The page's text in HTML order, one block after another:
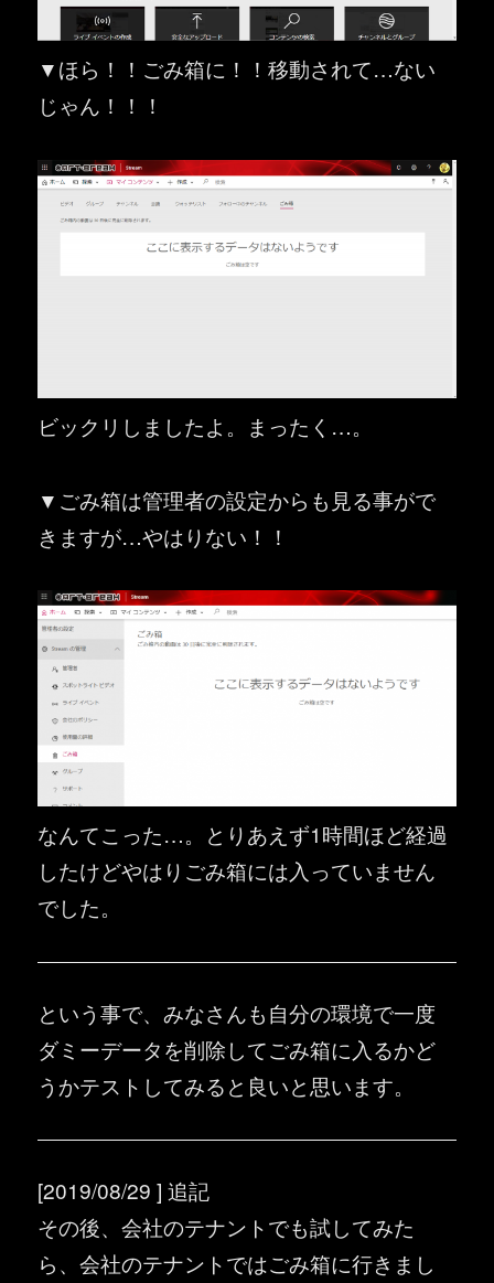
▼ほら！！ごみ箱に！！移動されて…ない
じゃん！！！
ビックリしましたよ。まったく…。
▼ごみ箱は管理者の設定からも見る事がで
きますが…やはりない！！
なんてこった…。とりあえず1時間ほど経過
したけどやはりごみ箱には入っていません
でした。
という事で、みなさんも自分の環境で一度
ダミーデータを削除してごみ箱に入るかど
うかテストしてみると良いと思います。
[2019/08/29 ] 追記
その後、会社のテナントでも試してみた
ら、会社のテナントではごみ箱に行きまし